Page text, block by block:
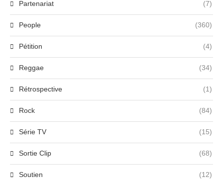
Partenariat (7)
People (360)
Pétition (4)
Reggae (34)
Rétrospective (1)
Rock (84)
Série TV (15)
Sortie Clip (68)
Soutien (12)